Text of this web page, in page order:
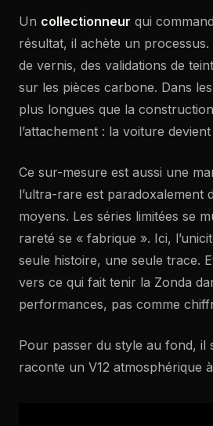
Un collectionneur qui
résultat, il achète un processus.
de vernis, des validations de
sur les pièces carbone. Dans
plus longues que la
l’attachement : la voiture
Ce sur-mesure est aussi une
l’ultra-rare est
moyens. Les séries limitées se
rareté se « fabrique ». Ici,
seule histoire, une seule trace.
vers ce qui fait tenir la Zonda
performances, pas comme
Pour passer du style au fond, il
raconte un V12 atmosphérique